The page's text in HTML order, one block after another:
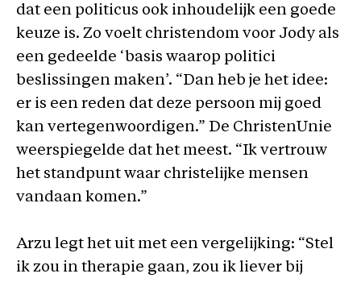
dat een politicus ook inhoudelijk een goede
keuze is. Zo voelt christendom voor Jody als
een gedeelde ‘basis waarop politici
beslissingen maken’. “Dan heb je het idee:
er is een reden dat deze persoon mij goed
kan vertegenwoordigen.” De ChristenUnie
weerspiegelde dat het meest. “Ik vertrouw
het standpunt waar christelijke mensen
vandaan komen.”
Arzu legt het uit met een vergelijking: “Stel
ik zou in therapie gaan, zou ik liever bij